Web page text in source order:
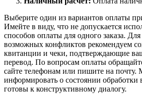
Выберите один из вариантов оплаты
Имейте в виду, что не допускается
способов оплаты для одного заказа.
возможных конфликтов рекомендуем
квитанции и чеки, подтверждающие
перевод. По вопросам оплаты
сайте телефонам или пишите на почту.
информировать о состоянии обработки
готовы к конструктивному диалогу.